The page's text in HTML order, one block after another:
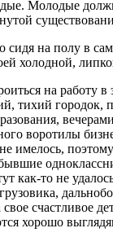
Молодые
сидя на полу в
холодной,
на
тихий
воротилы
имелось,
как-то не
счастливое
хорошо